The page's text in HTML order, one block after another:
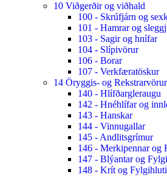
10 Viðgerðir og viðhald
100 - Skrúfjárn og
101 - Hamrar og
103 - Sagir og hnífar
104 - Slípivörur
106 - Borar
107 - Verkfæratöskur
14 Öryggis- og Rekstrarvörur
140 - Hlífðargleraugu
142 - Hnéhlífar og
143 - Hanskar
144 - Vinnugallar
145 - Andlitsgrímur
146 - Merkipennar og
147 - Blýantar og
148 - Krít og